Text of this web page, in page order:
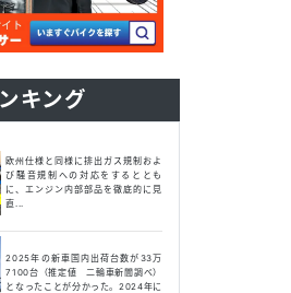
キング
欧州仕様と同様に排出ガス規制およ
び騒音規制への対応をするととも
に、エンジン内部部品を徹底的に見
直...
2025年の新車国内出荷台数が33万
7100台（推定値 二輪車新聞調べ）
となったことが分かった。2024年に